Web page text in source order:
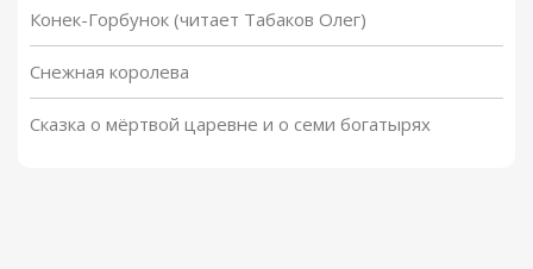
Конек-Горбунок (читает Табаков Олег)
Снежная королева
Сказка о мёртвой царевне и о семи богатырях